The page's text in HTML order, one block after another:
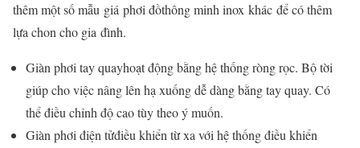
thêm một số mẫu giá phơi đồthông minh inox khác để có thêm
lựa chon cho gia đình.
Giàn phơi tay quayhoạt động bằng hệ thống ròng rọc. Bộ tời
giúp cho việc nâng lên hạ xuống dễ dàng bằng tay quay. Có
thể điều chỉnh độ cao tùy theo ý muốn.
Giàn phơi điện tửđiều khiển từ xa với hệ thống điều khiển